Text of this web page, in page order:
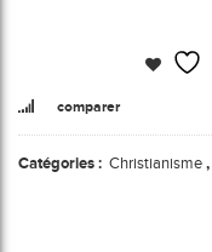
comparer
Catégories : Christianisme ,